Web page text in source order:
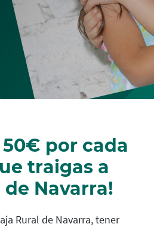
50€ por cada
traigas a
de Navarra!
Rural de Navarra, tener